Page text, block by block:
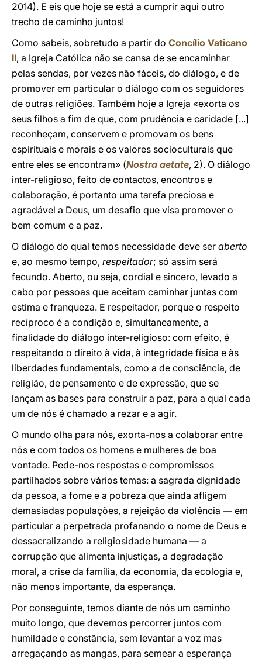
2014). E eis que hoje se está a cumprir aqui outro
trecho de caminho juntos!
Como sabeis, sobretudo a partir do Concílio Vaticano
II, a Igreja Católica não se cansa de se encaminhar
pelas sendas, por vezes não fáceis, do diálogo, e de
promover em particular o diálogo com os seguidores
de outras religiões. Também hoje a Igreja «exorta os
seus filhos a fim de que, com prudência e caridade [...]
reconheçam, conservem e promovam os bens
espirituais e morais e os valores socioculturais que
entre eles se encontram» (Nostra aetate, 2). O diálogo
inter-religioso, feito de contactos, encontros e
colaboração, é portanto uma tarefa preciosa e
agradável a Deus, um desafio que visa promover o
bem comum e a paz.
O diálogo do qual temos necessidade deve ser aberto
e, ao mesmo tempo, respeitador; só assim será
fecundo. Aberto, ou seja, cordial e sincero, levado a
cabo por pessoas que aceitam caminhar juntas com
estima e franqueza. E respeitador, porque o respeito
recíproco é a condição e, simultaneamente, a
finalidade do diálogo inter-religioso: com efeito, é
respeitando o direito à vida, à integridade física e às
liberdades fundamentais, como a de consciência, de
religião, de pensamento e de expressão, que se
lançam as bases para construir a paz, para a qual cada
um de nós é chamado a rezar e a agir.
O mundo olha para nós, exorta-nos a colaborar entre
nós e com todos os homens e mulheres de boa
vontade. Pede-nos respostas e compromissos
partilhados sobre vários temas: a sagrada dignidade
da pessoa, a fome e a pobreza que ainda afligem
demasiadas populações, a rejeição da violência — em
particular a perpetrada profanando o nome de Deus e
dessacralizando a religiosidade humana — a
corrupção que alimenta injustiças, a degradação
moral, a crise da família, da economia, da ecologia e,
não menos importante, da esperança.
Por conseguinte, temos diante de nós um caminho
muito longo, que devemos percorrer juntos com
humildade e constância, sem levantar a voz mas
arregaçando as mangas, para semear a esperança